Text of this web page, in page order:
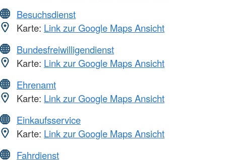
Besuchsdienst
Karte: Link zur Google Maps Ansicht
Bundesfreiwilligendienst
Karte: Link zur Google Maps Ansicht
Ehrenamt
Karte: Link zur Google Maps Ansicht
Einkaufsservice
Karte: Link zur Google Maps Ansicht
Fahrdienst